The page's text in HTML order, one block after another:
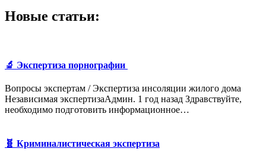
Новые статьи:
🔬 Экспертиза порнографии
Вопросы экспертам / Экспертиза инсоляции жилого дома
Независимая экспертизаАдмин. 1 год назад Здравствуйте,
необходимо подготовить информационное…
🧬 Криминалистическая экспертиза